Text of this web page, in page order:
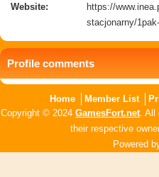
Website:
https://
stacjonarny/
Profile comments
Home Member List
Copyright © 2024 GamesFort.net. All
their respective
Powered